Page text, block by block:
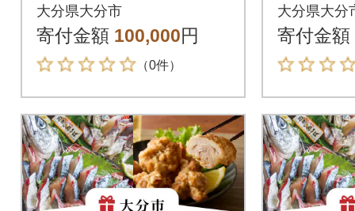
大分県大分市
寄付金額 100,000円
（0件）
大分県大分
寄付金額